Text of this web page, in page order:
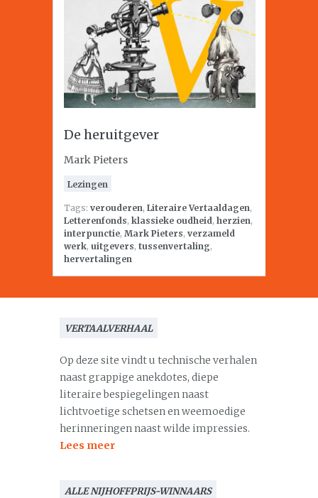
De heruitgever
Mark Pieters
Lezingen
Tags: verouderen, Literaire Vertaaldagen,
Letterenfonds, klassieke oudheid, herzien,
interpunctie, Mark Pieters, verzameld
werk, uitgevers, tussenvertaling,
hervertalingen
VERTAALVERHAAL
Op deze site vindt u technische verhalen
naast grappige anekdotes, diepe
literaire bespiegelingen naast
lichtvoetige schetsen en weemoedige
herinneringen naast wilde impressies.
Lees meer
ALLE NIJHOFFPRIJS-WINNAARS